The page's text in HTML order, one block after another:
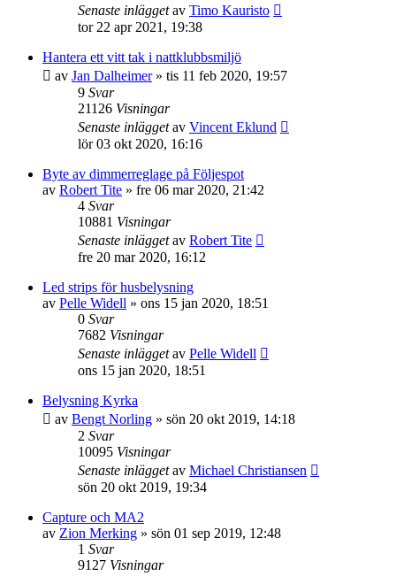
Senaste inläggetav Timo Kauristo
tor 22 apr 2021, 19:38
Hantera ett vitt tak i nattklubbsmiljö
av Jan Dalheimer» tis 11 feb 2020, 19:57
9 Svar
21126 Visningar
Senaste inläggetav Vincent Eklund
lör 03 okt 2020, 16:16
Byte av dimmerreglage på Följespot
av Robert Tite » fre 06 mar 2020, 21:42
4 Svar
10881 Visningar
Senaste inläggetav Robert Tite
fre 20 mar 2020, 16:12
Led strips för husbelysning
av Pelle Widell » ons 15 jan 2020, 18:51
0 Svar
7682 Visningar
Senaste inläggetav Pelle Widell
ons 15 jan 2020, 18:51
Belysning Kyrka
av Bengt Norling » sön 20 okt 2019, 14:18
2 Svar
10095 Visningar
Senaste inläggetav Michael Christiansen
sön 20 okt 2019, 19:34
Capture och MA2
av Zion Merking » sön 01 sep 2019, 12:48
1 Svar
9127 Visningar